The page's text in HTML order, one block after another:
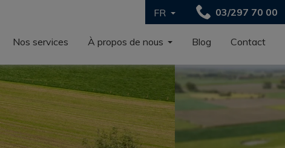
Nos services À propos de nous Blog Contact
FR 03/297 70 00